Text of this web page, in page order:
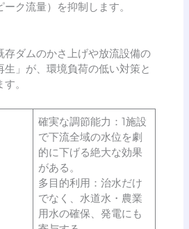
ク流量）を抑制します。
存ダムのかさ上げや放流設備の
」が、環境負荷の低い対策と
。
確実な調節能力：1施設
で下流全域の水位を劇
的に下げる絶大な効果
がある。
多目的利用：治水だけ
でなく、水道水・農業
用水の確保、発電にも